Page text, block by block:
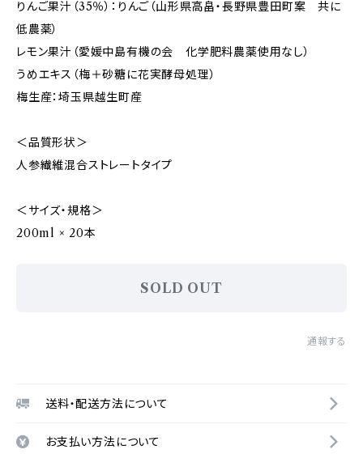
りんご果汁（35％）：りんご（山形県高畠・長野県豊田町案 共に
低農薬）
レモン果汁（愛媛中島有機の会 化学肥料農薬使用なし）
うめエキス（梅＋砂糖に花実酵母処理）
梅生産：埼玉県越生町産
＜品質形状＞
人参繊維混合ストレートタイプ
＜サイズ・規格＞
200ml × 20本
SOLD OUT
通報する
送料・配送方法について
お支払い方法について